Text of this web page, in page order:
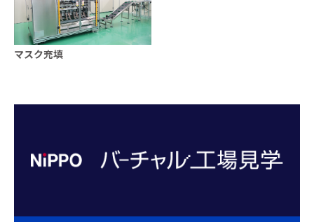
マスク充填